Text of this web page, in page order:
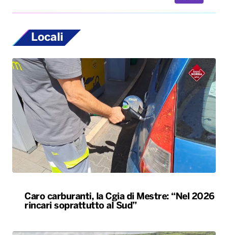
Locali
Caro carburanti, la Cgia di Mestre: “Nel 2026
rincari soprattutto al Sud”